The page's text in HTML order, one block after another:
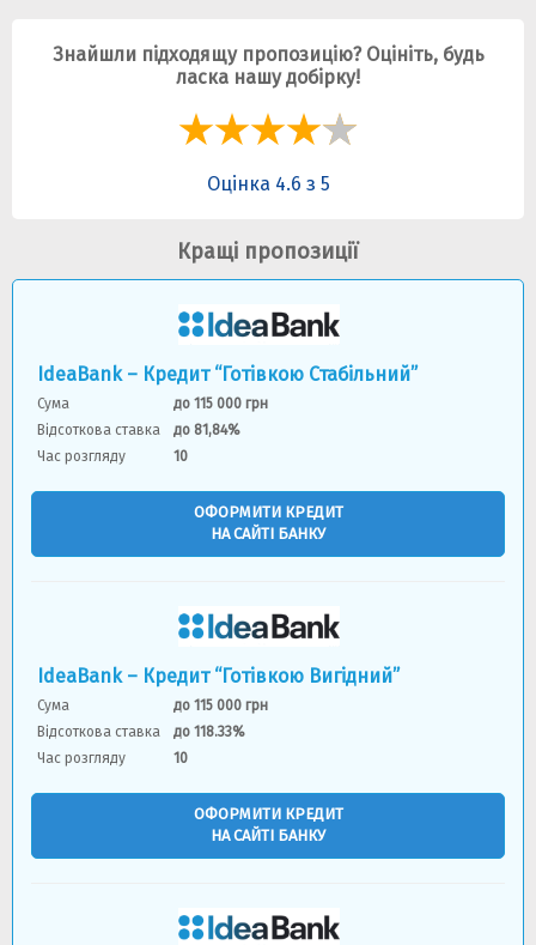
Знайшли підходящу пропозицію? Оцініть, будь
ласка нашу добірку!
Оцінка 4.6 з 5
Кращі пропозиції
IdeaBank – Кредит “Готівкою Стабільний”
Сума
до 115 000 грн
Відсоткова ставка
до 81,84%
Час розгляду
10
ОФОРМИТИ КРЕДИТ
НА САЙТІ БАНКУ
IdeaBank – Кредит “Готівкою Вигідний”
Сума
до 115 000 грн
Відсоткова ставка
до 118.33%
Час розгляду
10
ОФОРМИТИ КРЕДИТ
НА САЙТІ БАНКУ